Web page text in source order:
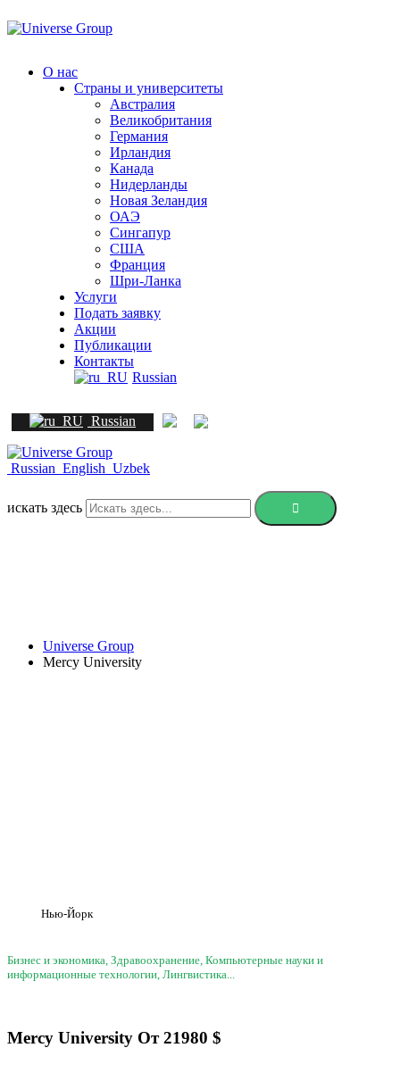
к
О нас
Страны и университеты
Австралия
Великобритания
Германия
Ирландия
Канада
Нидерланды
Новая Зеландия
ОАЭ
Сингапур
СШA
Франция
Шри-Ланка
Услуги
Подать заявку
Акции
Публикации
Контакты
Russian
Russian
Russian English Uzbek
искать здесь
Universe Group
Mercy University
Нью-Йорк
Бизнес и экономика, Здравоохранение, Компьютерные науки и
информационные технологии, Лингвистика...
Mercy University От21980 $